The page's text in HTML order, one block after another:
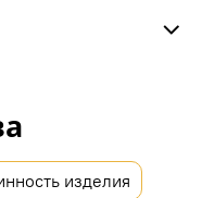
изделия